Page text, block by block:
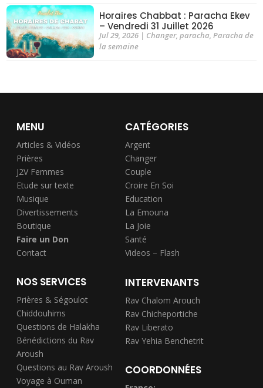
Horaires Chabbat : Paracha Ekev
– Vendredi 31 Juillet 2026
Jul 29, 2026| Changer, paracha, Paracha de
la semaine
MENU
Articles & Vidéos
Prières
J2V Femmes
Etude sur texte
Musique
Divertissements
Boutique
Faire un Don
Contact
CATÉGORIES
Argent
Changer
Couple
Croire En Soi
Education
La Emouna
La Joie
Santé
Videos – Flash
NOS SERVICES
Prières & Ségoulot
Chiddouhims
Questions de Halakha
Bénédictions du Rav
Aroush
Questions au Rav Aroush
Voyage à Ouman
INTERVENANTS
Rav Chalom Arouch
Rav Chicheportiche
Rav Liberato
Rav Yehia Benchetrit
COORDONNÉES